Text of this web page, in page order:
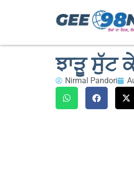
ਝਾੜੂ ਸੁੱਟ
Nirmal Pandori